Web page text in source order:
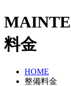
料金
HOME
整備料金